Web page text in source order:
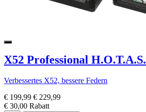
X52 Professional H.O.T.A.S.
Verbessertes X52, bessere Federn
€ 199,99 € 229,99
€ 30,00 Rabatt